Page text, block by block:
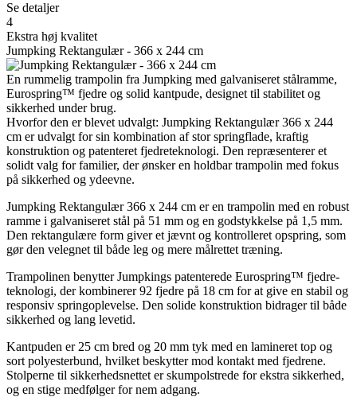
Se detaljer
4
Ekstra høj kvalitet
Jumpking Rektangulær - 366 x 244 cm
En rummelig trampolin fra Jumpking med galvaniseret stålramme,
Eurospring™ fjedre og solid kantpude, designet til stabilitet og
sikkerhed under brug.
Hvorfor den er blevet udvalgt: Jumpking Rektangulær 366 x 244
cm er udvalgt for sin kombination af stor springflade, kraftig
konstruktion og patenteret fjedreteknologi. Den repræsenterer et
solidt valg for familier, der ønsker en holdbar trampolin med fokus
på sikkerhed og ydeevne.
Jumpking Rektangulær 366 x 244 cm er en trampolin med en robust
ramme i galvaniseret stål på 51 mm og en godstykkelse på 1,5 mm.
Den rektangulære form giver et jævnt og kontrolleret opspring, som
gør den velegnet til både leg og mere målrettet træning.
Trampolinen benytter Jumpkings patenterede Eurospring™ fjedre-
teknologi, der kombinerer 92 fjedre på 18 cm for at give en stabil og
responsiv springoplevelse. Den solide konstruktion bidrager til både
sikkerhed og lang levetid.
Kantpuden er 25 cm bred og 20 mm tyk med en lamineret top og
sort polyesterbund, hvilket beskytter mod kontakt med fjedrene.
Stolperne til sikkerhedsnettet er skumpolstrede for ekstra sikkerhed,
og en stige medfølger for nem adgang.